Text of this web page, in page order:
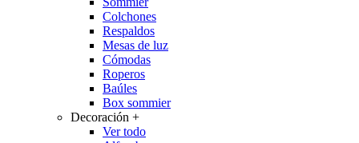
Colchones
Respaldos
Mesas de luz
Cómodas
Roperos
Baúles
Box sommier
Decoración +
Ver todo